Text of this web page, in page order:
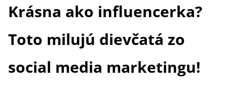
Krásna ako influencerka?
Toto milujú dievčatá zo
social media marketingu!